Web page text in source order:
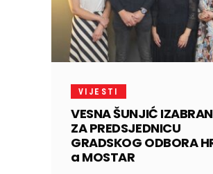
VIJESTI
VESNA ŠUNJIĆ
ZA PREDSJEDNICU
GRADSKOG ODBORA
a MOSTAR